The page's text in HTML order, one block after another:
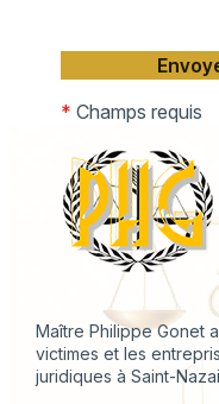
* Champs requis
Maître Philippe Gonet
victimes et les
juridiques à Saint-